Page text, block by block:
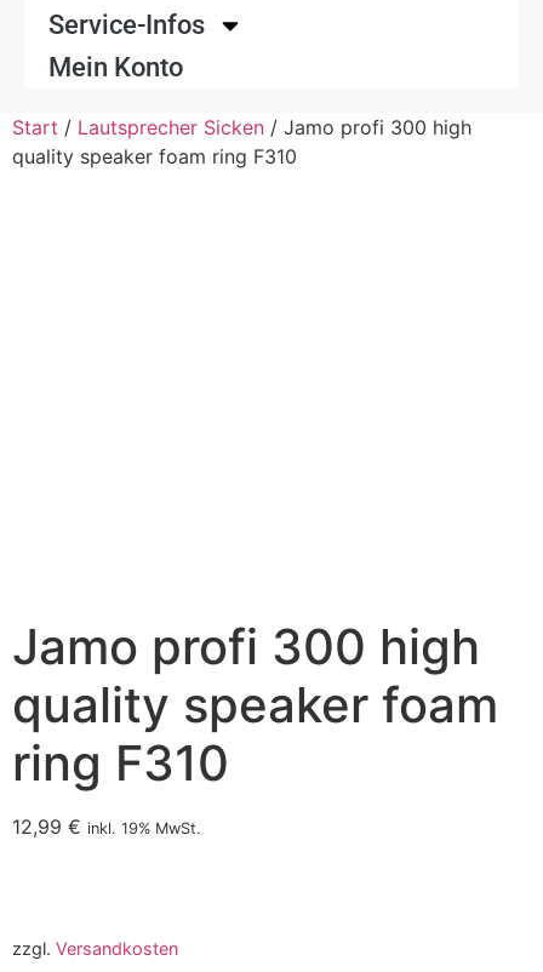
Service-Infos
Mein Konto
Start / Lautsprecher Sicken / Jamo profi 300 high
quality speaker foam ring F310
Jamo profi 300 high
quality speaker foam
ring F310
12,99 € inkl. 19% MwSt.
zzgl. Versandkosten